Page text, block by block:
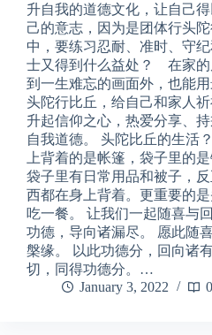
升自我的道德文化，让自己
己的意志，因为是团体行头
中，要练习忍耐、准时、守
士又得到什么益处？ 在家的
到一生难忘的画面外，也能
头陀行比丘，给自己和家人
升起信仰之心，热爱分享、
自我道德。 头陀比丘的生活
上背着的是帐篷，袋子里的
袋子里有日常用品和被子，
西都在身上背着。更重要的
吃一餐。 让我们一起随喜与
功德，导向诸漏尽。 愿此随
槃缘。 以此功德分，回向诸
切，同得功德分。…
January 3, 2022